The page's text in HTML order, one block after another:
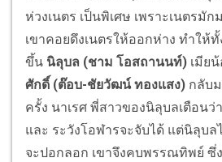
ห่วงเนตร เป็นพิเศษ เพราะเนตรมั
เขาคอยดึงเนตรให้ออกห่าง ทำให้
ขึ้น นิลุบล (ชาม โอสถานนท์) เมีย
ศักดิ์ (ต๊อบ-ชัยวัฒน์ ทองแสง) กลับ
ครั้ง นาเรศ พี่สาวของนิลุบลเตือนว่
และ ระวังโอฬารจะจับได้ แต่นิลุบ
จะปอกลอก เขาจึงคบพรรณทิพย์ ซึ่